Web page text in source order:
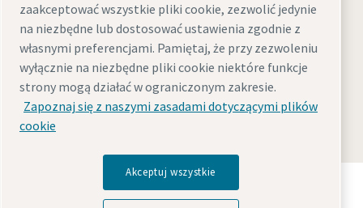
Informacje prawne i dotyczące ochrony prywatności
Zarządzaj ustawieniamiDostępność cyfrowaMapa witryny
© 2026 Atlas Copco
Odkryj, w jaki sposób Grupa Atlas Copco tworzy
technologię, która zmienia przyszłość.
zaakceptować wszystkie pliki cookie, zezwolić jedynie
na niezbędne lub dostosować ustawienia zgodnie z
własnymi preferencjami. Pamiętaj, że przy zezwoleniu
wyłącznie na niezbędne pliki cookie niektóre funkcje
strony mogą działać w ograniczonym zakresie.
Zapoznaj się z naszymi zasadami dotyczącymi plików
cookie
Akceptuj wszystkie